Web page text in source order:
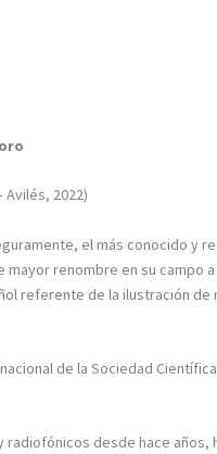
Avilés, 2022)
el más conocido y
renombre en su campo
referente de la ilustración de
de la Sociedad
desde hace años,